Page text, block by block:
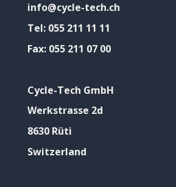
info@cycle-tech.ch
Tel: 055 211 11 11
Fax: 055 211 07 00
Cycle-Tech GmbH
Werkstrasse 2d
8630 Rüti
Switzerland